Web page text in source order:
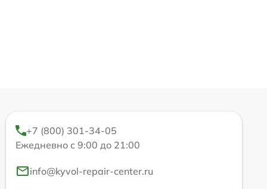
+7 (800) 301-34-05
Ежедневно с 9:00 до 21:00
info@kyvol-repair-center.ru